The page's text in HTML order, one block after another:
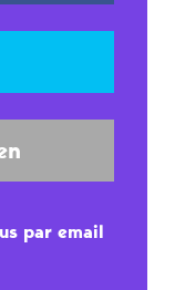
par email